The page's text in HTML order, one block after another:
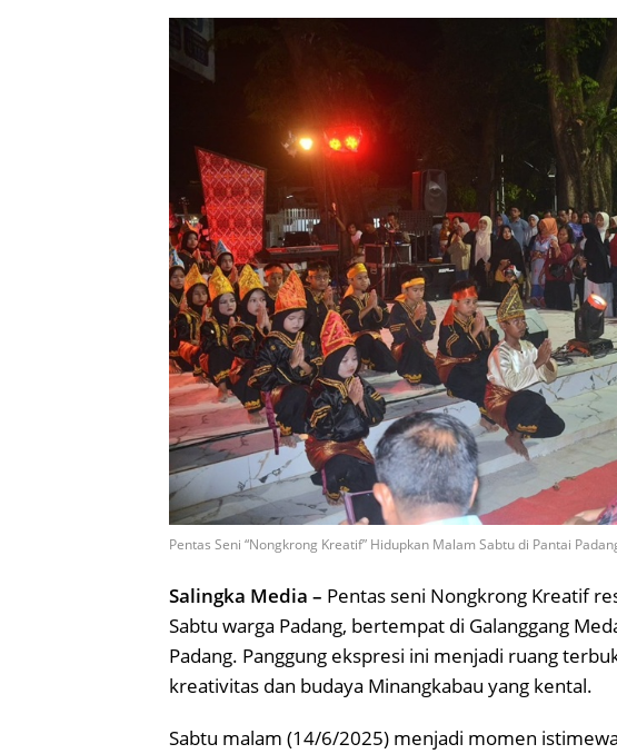
Pentas Seni “Nongkrong Kreatif” Hidupkan Malam Sabtu di Pantai
Salingka Media – Pentas seni Nongkrong Kreatif
Sabtu warga Padang, bertempat di Galanggang
Padang. Panggung ekspresi ini menjadi ruang
kreativitas dan budaya Minangkabau yang kental.
Sabtu malam (14/6/2025) menjadi momen